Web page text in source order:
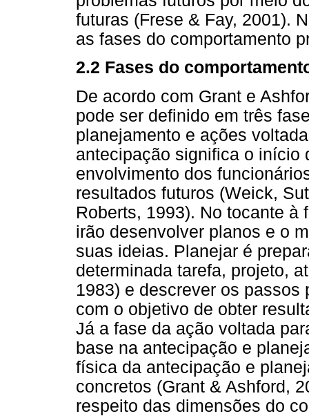
futuras (Frese & Fay, 2001).
as fases do comportamento
2.2 Fases do
De acordo com Grant e
pode ser definido em três
planejamento e ações
antecipação significa o início
envolvimento dos
resultados futuros (Weick,
Roberts, 1993). No tocante
irão desenvolver planos e o
suas ideias. Planejar é
determinada tarefa, projeto,
1983) e descrever os
com o objetivo de obter
Já a fase da ação voltada
base na antecipação e
física da antecipação e
concretos (Grant & Ashford,
respeito das dimensões do